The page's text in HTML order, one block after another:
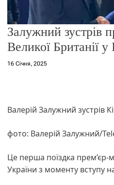
Залужний зустрів
Великої Британії
16 Січня, 2025
Валерій Залужний зустрів
фото: Валерій Залужний/
Це перша поїздка прем’єр-
України з моменту вступу